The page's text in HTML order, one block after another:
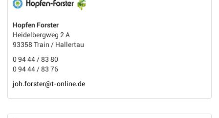
Hopfen Forster
Heidelbergweg 2 A
93358 Train / Hallertau
0 94 44 / 83 80
0 94 44 / 83 76
joh.forster@t-online.de